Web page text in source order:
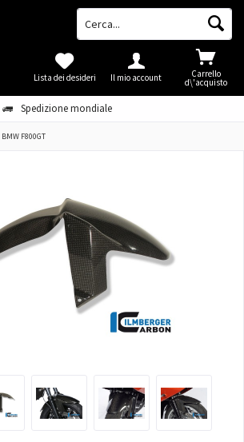
Spedizione mondiale
Carrello
d\'acquisto
Lista dei desideri Il mio account
BMW F800GT